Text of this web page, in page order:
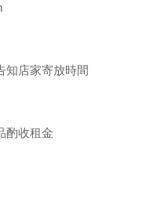
知店家寄放時間
酌收租金